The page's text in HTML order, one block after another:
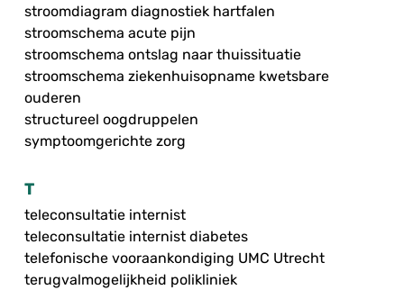
stroomdiagram diagnostiek hartfalen
stroomschema acute pijn
stroomschema ontslag naar thuissituatie
stroomschema ziekenhuisopname kwetsbare
ouderen
structureel oogdruppelen
symptoomgerichte zorg
T
teleconsultatie internist
teleconsultatie internist diabetes
telefonische vooraankondiging UMC Utrecht
terugvalmogelijkheid polikliniek